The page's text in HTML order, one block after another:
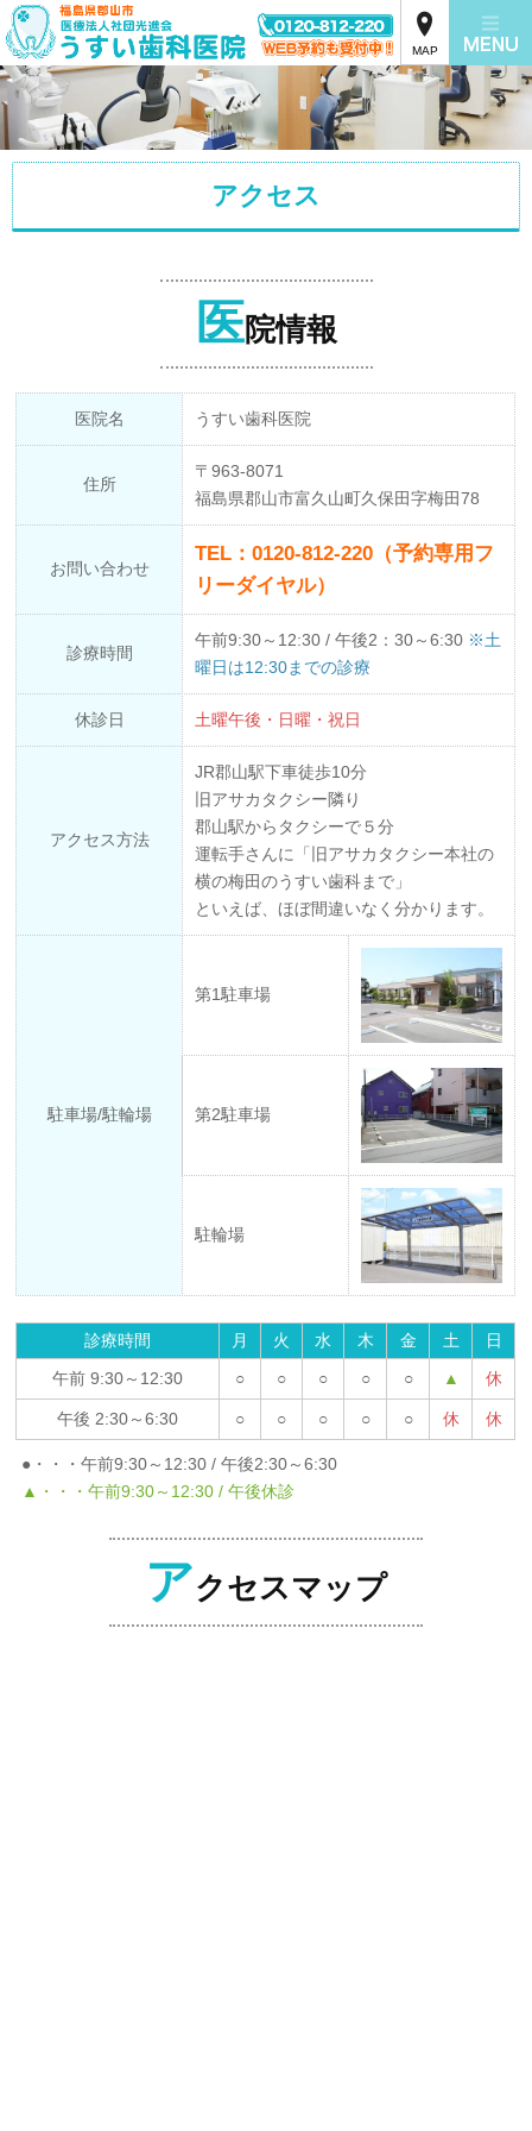
MAP
アクセス
医院情報
医院名 うすい歯科医院
住所
〒963-8071
福島県郡山市富久山町久保田字梅田78
お問い合わせ
TEL：0120-812-220（予約専用フ
リーダイヤル）
診療時間
午前9:30～12:30 / 午後2：30～6:30 ※土
曜日は12:30までの診療
休診日 土曜午後・日曜・祝日
アクセス方法
JR郡山駅下車徒歩10分
旧アサカタクシー隣り
郡山駅からタクシーで５分
運転手さんに「旧アサカタクシー本社の
横の梅田のうすい歯科まで」
といえば、ほぼ間違いなく分かります。
駐車場/駐輪場
第1駐車場
第2駐車場
駐輪場
診療時間 月 火 水 木 金 土
日
午前 9:30～12:30
○ ○ ○ ○ ○ ▲ 休
午後 2:30～6:30 ○ ○ ○ ○ ○ 休 休
●・・・午前9:30～12:30 / 午後2:30～6:30
▲・・・午前9:30～12:30 / 午後休診
アクセスマップ